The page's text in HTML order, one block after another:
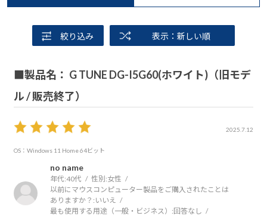
絞り込み 表示：新しい順
■製品名： G TUNE DG-I5G60(ホワイト)（旧モデ
ル / 販売終了）
2025.7.12
OS：Windows 11 Home 64ビット
no name
年代:40代 性別:女性
以前にマウスコンピューター製品をご購入されたことは
ありますか？: いいえ
最も使用する用途（一般・ビジネス）: 回答なし